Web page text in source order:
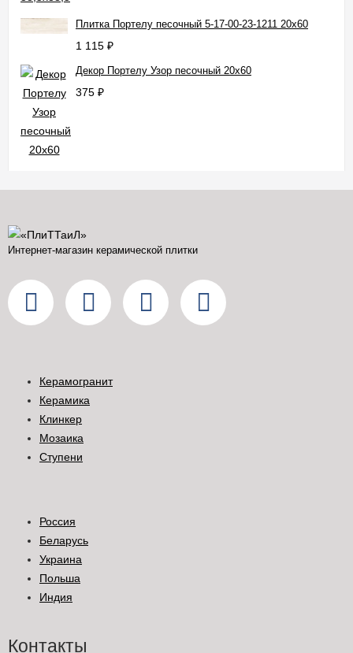
Плитка Портелу песочный 5-17-00-23-1211 20x60
1 115 ₽
Декор Портелу Узор песочный 20x60
375 ₽
Интернет-магазин керамической плитки
Керамогранит
Керамика
Клинкер
Мозаика
Ступени
Россия
Беларусь
Украина
Польша
Индия
Контакты